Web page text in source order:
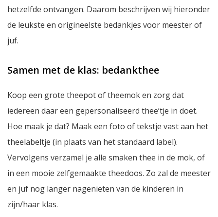
hetzelfde ontvangen. Daarom beschrijven wij hieronder
de leukste en origineelste bedankjes voor meester of
juf.
Samen met de klas: bedankthee
Koop een grote theepot of theemok en zorg dat
iedereen daar een gepersonaliseerd thee’tje in doet.
Hoe maak je dat? Maak een foto of tekstje vast aan het
theelabeltje (in plaats van het standaard label).
Vervolgens verzamel je alle smaken thee in de mok, of
in een mooie zelfgemaakte theedoos. Zo zal de meester
en juf nog langer nagenieten van de kinderen in
zijn/haar klas.